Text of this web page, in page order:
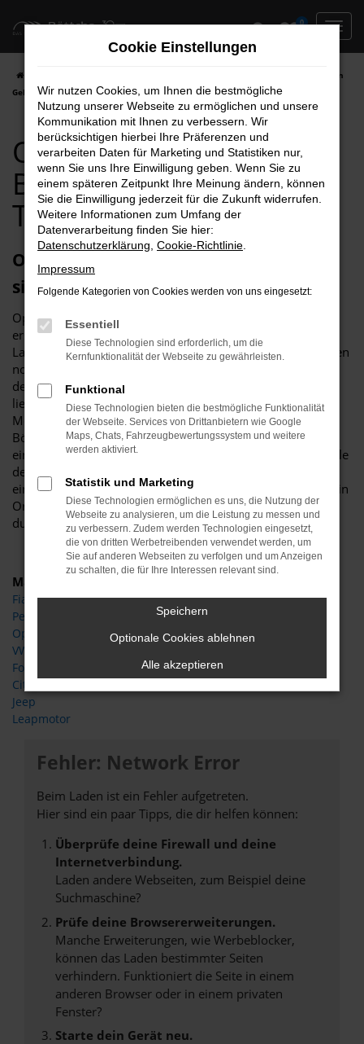
Zum
springen
0
Opel Crossland für Berlin
Gebrauchtwagen Top Angebote
Opel Crossland für
Berlin Gebrauchtwagen
Top Angebote
Opel Crossland Gebrauchtwagen –
sicher und sorglos unterwegs in Berlin
Opel Crossland Gebrauchtwagen zeichnen sich durch
erstklassige Qualität aus. Allgemein bekannt ist die
Langlebigkeit dieses Fahrzeugs, das auch in älteren Auflagen
noch voll und ganz auf Höhe der Zeit fährt. Wenn Sie nach
dem passenden fahrbaren Untersatz für Berlin suchen,
liegen Sie goldrichtig und sichern sich viele Jahre sorglose
Mobilität. Natürlich bevorzugen auch wir vom Autohaus
Böttche junge Gebrauchtwagen und geben Ihnen für deren
einwandfreie Qualität eine Garantie. Des Weiteren sind viele
der Opel Crossland Gebrauchtwagen für Berlin mitsamt
eines Scheckhefts im Angebot und somit ist alles tipptopp in
Ordnung. Dass dies ganz sicher der Fall ist, sichern wir
durch die Arbeit unserer Kfz-Meisterwerkstatt.
Marken
Fiat
Peugeot
Opel
VW
Ford
Citroen
Jeep
Leapmotor
Fehler: Network Error
Beim Laden ist ein Fehler aufgetreten.
Hier sind ein paar Tipps, die dir helfen können:
Überprüfe deine Firewall und deine
Internetverbindung.
Laden andere Webseiten, zum Beispiel deine
Suchmaschine?
Prüfe deine Browsererweiterungen.
Manche Erweiterungen, wie Werbeblocker,
können das Laden bestimmter Seiten
verhindern. Funktioniert die Seite in einem
anderen Browser oder in einem privaten
Fenster?
Starte dein Gerät neu.
Cookie Einstellungen
Wir nutzen Cookies, um Ihnen die bestmögliche
Nutzung unserer Webseite zu ermöglichen und unsere
Kommunikation mit Ihnen zu verbessern. Wir
berücksichtigen hierbei Ihre Präferenzen und
verarbeiten Daten für Marketing und Statistiken nur,
wenn Sie uns Ihre Einwilligung geben. Wenn Sie zu
einem späteren Zeitpunkt Ihre Meinung ändern, können
Sie die Einwilligung jederzeit für die Zukunft widerrufen.
Weitere Informationen zum Umfang der
Datenverarbeitung finden Sie hier:
Datenschutzerklärung Cookie-Richtlinie
Impressum
Folgende Kategorien von Cookies werden von uns eingesetzt:
Essentiell
Diese Technologien sind erforderlich, um die
Kernfunktionalität der Webseite zu gewährleisten.
Funktional
Diese Technologien bieten die bestmögliche Funktionalität
der Webseite. Services von Drittanbietern wie Google
Maps, Chats, Fahrzeugbewertungssystem und weitere
werden aktiviert.
Statistik und Marketing
Diese Technologien ermöglichen es uns, die Nutzung der
Webseite zu analysieren, um die Leistung zu messen und
zu verbessern. Zudem werden Technologien eingesetzt,
die von dritten Werbetreibenden verwendet werden, um
Sie auf anderen Webseiten zu verfolgen und um Anzeigen
zu schalten, die für Ihre Interessen relevant sind.
Speichern
Optionale Cookies ablehnen
Alle akzeptieren